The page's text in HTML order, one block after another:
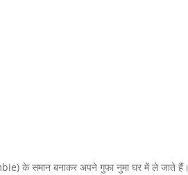
के समान बनाकर अपने गुफा नुमा घर में ले जाते हैं।